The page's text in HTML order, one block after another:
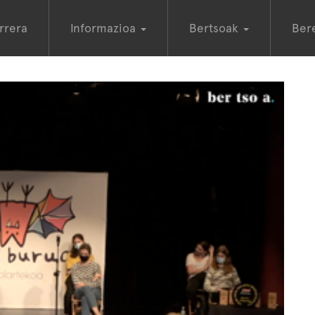
Informazioa Bertsoak